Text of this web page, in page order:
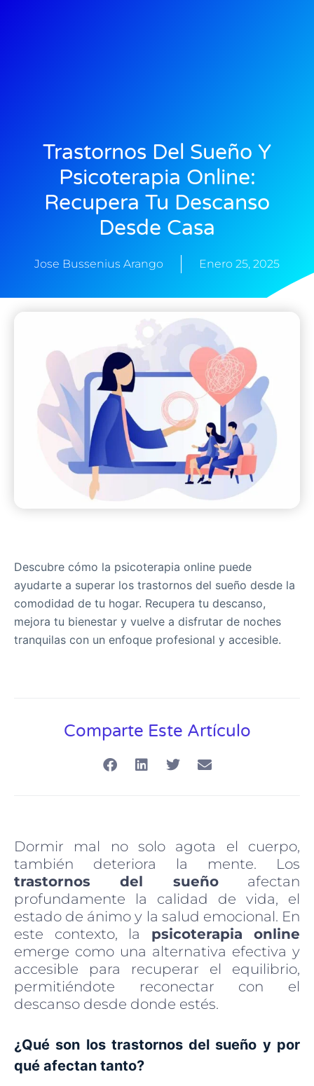
Trastornos Del Sueño Y
Psicoterapia Online:
Recupera Tu Descanso
Desde Casa
Jose Bussenius Arango Enero 25, 2025
Descubre cómo la psicoterapia online puede
ayudarte a superar los trastornos del sueño desde la
comodidad de tu hogar. Recupera tu descanso,
mejora tu bienestar y vuelve a disfrutar de noches
tranquilas con un enfoque profesional y accesible.
Comparte Este Artículo
Dormir mal no solo agota el cuerpo,
también deteriora la mente. Los
trastornos del sueñoafectan
profundamente la calidad de vida, el
estado de ánimo y la salud emocional. En
este contexto, la psicoterapia online
emerge como una alternativa efectiva y
accesible para recuperar el equilibrio,
permitiéndote reconectar con el
descanso desde donde estés.
¿Qué son los trastornos del sueño y por
qué afectan tanto?